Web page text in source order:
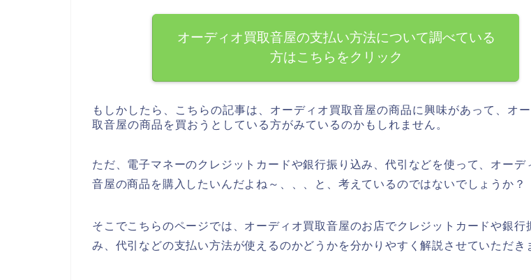
オーディオ買取音屋の支払い方法について調べている
方はこちらをクリック
もしかしたら、こちらの記事は、オーディオ買取音屋の商品に興味があって、オ
取音屋の商品を買おうとしている方がみているのかもしれません。
ただ、電子マネーのクレジットカードや銀行振り込み、代引などを使って、オーデ
音屋の商品を購入したいんだよね～、、、と、考えているのではないでしょうか？
そこでこちらのページでは、オーディオ買取音屋のお店でクレジットカードや銀行
み、代引などの支払い方法が使えるのかどうかを分かりやすく解説させていただき